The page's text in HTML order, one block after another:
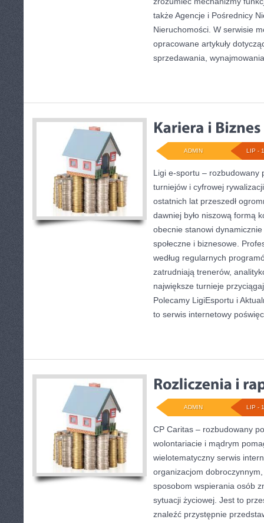
także Agencje i Pośrednicy
Nieruchomości. W serwisie
opracowane artykuły
sprzedawania, wynajmowania
LIP -
ADMIN
Ligi e-sportu – rozbudowany
turniejów i cyfrowej
ostatnich lat przeszedł
dawniej było niszową formą
obecnie stanowi
społeczne i biznesowe.
według regularnych
zatrudniają trenerów,
największe turnieje
Polecamy LigiEsportu i
to serwis internetowy
LIP -
ADMIN
CP Caritas – rozbudowany
wolontariacie i mądrym
wielotematyczny serwis
organizacjom
sposobom wspierania osób
sytuacji życiowej. Jest to
znaleźć przystępnie